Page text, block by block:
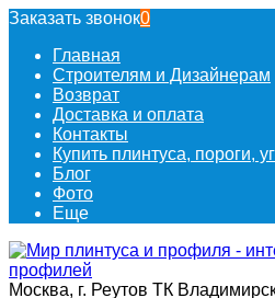
Заказать звонок0
Главная
Строителям и Дизайнерам
Возврат
Доставка и оплата
Контакты
Купить плинтуса,
Блог
Фото
Еще
Москва, г. Реутов ТК